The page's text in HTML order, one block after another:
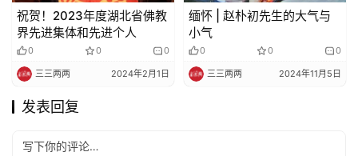
祝贺！2023年度湖北省佛教
界先进集体和先进个人
0 0 0
三三两两 2024年2月1日
缅怀 | 赵朴初先生的大气与
小气
0 0 0
三三两两 2024年11月5日
发表回复